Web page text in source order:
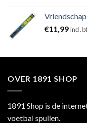
€11,99incl.
OVER 1891 SHOP
1891 Shop is de
voetbal spullen.